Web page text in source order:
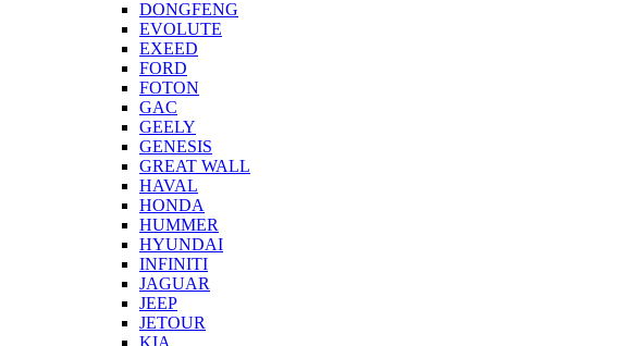
DONGFENG
EVOLUTE
EXEED
FORD
FOTON
GAC
GEELY
GENESIS
GREAT WALL
HAVAL
HONDA
HUMMER
HYUNDAI
INFINITI
JAGUAR
JEEP
JETOUR
KIA